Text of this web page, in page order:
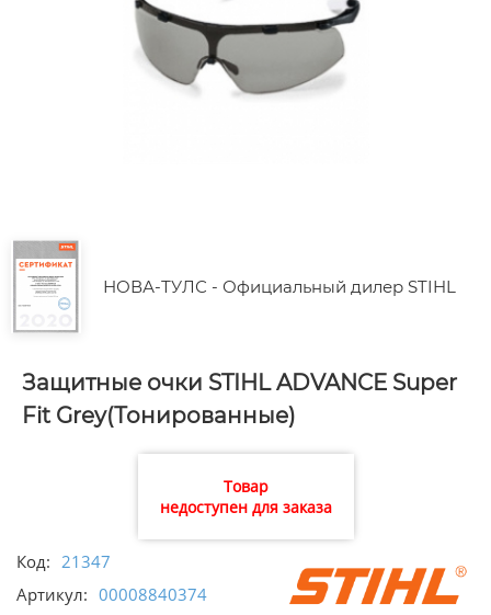
НОВА-ТУЛС - Официальный дилер STIHL
Защитные очки STIHL ADVANCE Super
Fit Grey(Тонированные)
Товар
недоступен для заказа
Код: 21347
Артикул: 00008840374